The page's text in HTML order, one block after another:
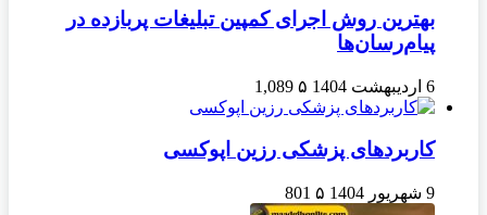
بهترین روش اجرای کمپین تبلیغات پربازده در
پیام‌رسان‌ها
6 اردیبهشت 1404 ۵ 1,089
کاربردهای پزشکی رزین اپوکسی
9 شهریور 1404 ۵ 801